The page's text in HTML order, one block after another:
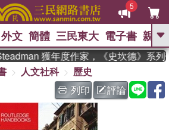
5
GO
熱搜： 東野圭吾 、
、 如果歷史是一群喵 、 暑期
國際布克獎 臺灣漫遊錄 、 方
念華
台灣的李登輝時代
孩：黎曼猜想 、 偉大的迷走神經
外文 簡體 三民東大 電子書 親子
獲年度作家，《史坎德》系列
人文社科
歷史
列印
評論